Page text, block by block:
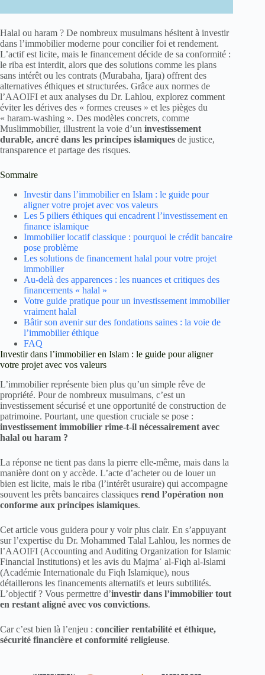
Halal ou haram ? De nombreux musulmans hésitent à investir
dans l’immobilier moderne pour concilier foi et rendement.
L’actif est licite, mais le financement décide de sa conformité :
le riba est interdit, alors que des solutions comme les plans
sans intérêt ou les contrats (Murabaha, Ijara) offrent des
alternatives éthiques et structurées. Grâce aux normes de
l’AAOIFI et aux analyses du Dr. Lahlou, explorez comment
éviter les dérives des « formes creuses » et les pièges du
« haram-washing ». Des modèles concrets, comme
Muslimmobilier, illustrent la voie d’un investissement
durable, ancré dans les principes islamiques de justice,
transparence et partage des risques.
Sommaire
Investir dans l’immobilier en Islam : le guide pour
aligner votre projet avec vos valeurs
Les 5 piliers éthiques qui encadrent l’investissement en
finance islamique
Immobilier locatif classique : pourquoi le crédit bancaire
pose problème
Les solutions de financement halal pour votre projet
immobilier
Au-delà des apparences : les nuances et critiques des
financements « halal »
Votre guide pratique pour un investissement immobilier
vraiment halal
Bâtir son avenir sur des fondations saines : la voie de
l’immobilier éthique
FAQ
Investir dans l’immobilier en Islam : le guide pour aligner
votre projet avec vos valeurs
L’immobilier représente bien plus qu’un simple rêve de
propriété. Pour de nombreux musulmans, c’est un
investissement sécurisé et une opportunité de construction de
patrimoine. Pourtant, une question cruciale se pose :
investissement immobilier rime-t-il nécessairement avec
halal ou haram ?
La réponse ne tient pas dans la pierre elle-même, mais dans la
manière dont on y accède. L’acte d’acheter ou de louer un
bien est licite, mais le riba (l’intérêt usuraire) qui accompagne
souvent les prêts bancaires classiques rend l’opération non
conforme aux principes islamiques.
Cet article vous guidera pour y voir plus clair. En s’appuyant
sur l’expertise du Dr. Mohammed Talal Lahlou, les normes de
l’AAOIFI (Accounting and Auditing Organization for Islamic
Financial Institutions) et les avis du Majmaʿ al-Fiqh al-Islami
(Académie Internationale du Fiqh Islamique), nous
détaillerons les financements alternatifs et leurs subtilités.
L’objectif ? Vous permettre d’investir dans l’immobilier tout
en restant aligné avec vos convictions.
Car c’est bien là l’enjeu : concilier rentabilité et éthique,
sécurité financière et conformité religieuse.